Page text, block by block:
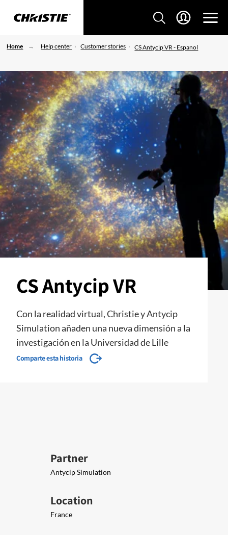
Home Help center Customer stories CS Antycip VR - Espanol
CS Antycip VR
Con la realidad virtual, Christie y Antycip
Simulation añaden una nueva dimensión a la
investigación en la Universidad de Lille
Comparte esta historia
Partner
Antycip Simulation
Location
France